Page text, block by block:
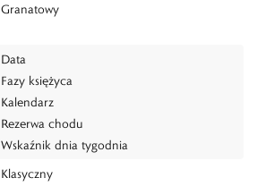
Granatowy
Data
Fazy księżyca
Kalendarz
Rezerwa chodu
Wskaźnik dnia tygodnia
Klasyczny